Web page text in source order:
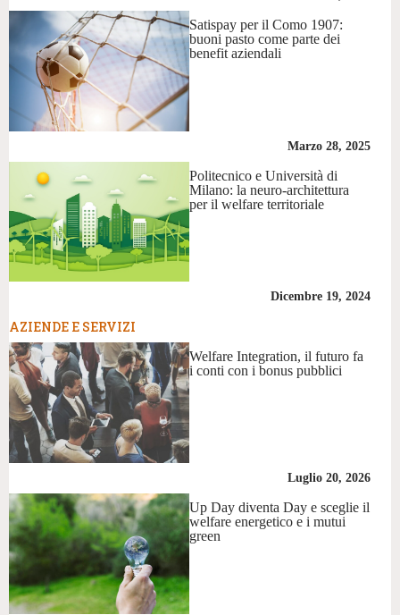
Satispay per il Como 1907:
buoni pasto come parte dei
benefit aziendali
Marzo 28, 2025
Politecnico e Università di
Milano: la neuro-architettura
per il welfare territoriale
Dicembre 19, 2024
AZIENDE E SERVIZI
Welfare Integration, il futuro fa
i conti con i bonus pubblici
Luglio 20, 2026
Up Day diventa Day e sceglie il
welfare energetico e i mutui
green